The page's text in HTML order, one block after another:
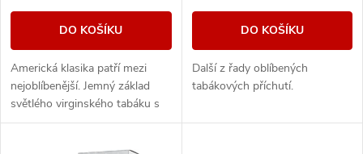
u
k
o
d
u
k
DO KOŠÍKU
Americká klasika patří mezi
nejoblíbenější. Jemný základ
světlého virginského tabáku s
sebou nese nenápadné lehce
DO KOŠÍKU
Další z řady oblíbených
tabákových příchutí.